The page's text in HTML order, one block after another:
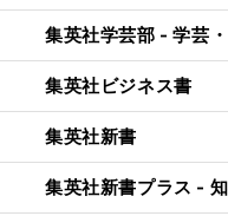
集英社学芸部 - 学芸
集英社ビジネス書
集英社新書
集英社新書プラス -